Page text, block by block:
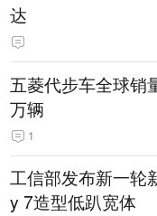
达
五菱代步车全球销
万辆
1
工信部发布新一轮
y 7造型低趴宽体